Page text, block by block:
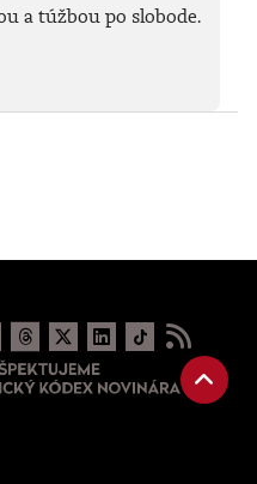
a túžbou po slobode.